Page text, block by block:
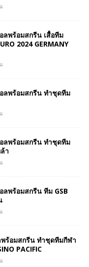
พร้อมสกรีน เสื้อทีม
2024 GERMANY
ลพร้อมสกรีน ทำชุดทีม
ลพร้อมสกรีน ทำชุดทีม
า
พร้อมสกรีน ทีม GSB
ร้อมสกรีน ทำชุดทีมกีฬา
PACIFIC